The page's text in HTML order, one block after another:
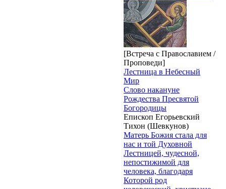
[Встреча с Православием /
Проповеди]
Лестница в Небесный
Мир
Слово накануне
Рождества Пресвятой
Богородицы
Епископ Егорьевский
Тихон (Шевкунов)
Матерь Божия стала для
нас и той Духовной
Лестницей, чудесной,
непостижимой для
человека, благодаря
Которой род